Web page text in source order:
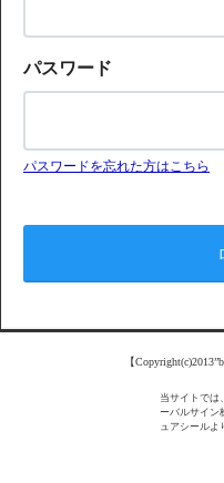
パスワード
パスワードを忘れた方はこちら
【
当サイトでは
ーバルサイン
ュアシールよ